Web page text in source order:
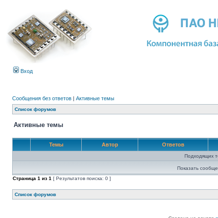
Вход
Сообщения без ответов | Активные темы
Список форумов
Активные темы
Темы Автор Ответов
Подходящих
Показать
Страница 1 из 1 [ Результатов поиска: 0 ]
Список форумов